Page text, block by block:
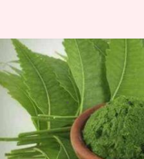
डायबिटीज से
समस्याओं को जड़
लेखन प्रदीप मौर्य Mar 12, 2019
क्या है खबर?